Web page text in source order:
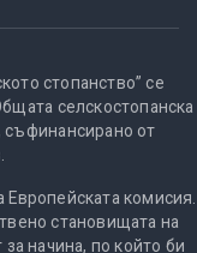
стопанство” се
селскостопанска
от
комисия.
становищата на
начина, по който би